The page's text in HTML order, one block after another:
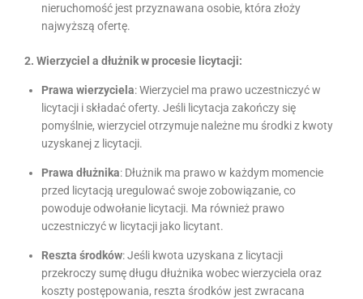
nieruchomość jest przyznawana osobie, która złoży
najwyższą ofertę.
2. Wierzyciel a dłużnik w procesie licytacji:
Prawa wierzyciela: Wierzyciel ma prawo uczestniczyć w
licytacji i składać oferty. Jeśli licytacja zakończy się
pomyślnie, wierzyciel otrzymuje należne mu środki z kwoty
uzyskanej z licytacji.
Prawa dłużnika: Dłużnik ma prawo w każdym momencie
przed licytacją uregulować swoje zobowiązanie, co
powoduje odwołanie licytacji. Ma również prawo
uczestniczyć w licytacji jako licytant.
Reszta środków: Jeśli kwota uzyskana z licytacji
przekroczy sumę długu dłużnika wobec wierzyciela oraz
koszty postępowania, reszta środków jest zwracana